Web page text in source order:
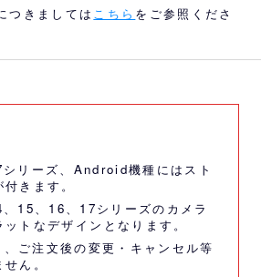
つきましては こちら をご参照くださ
リーズ、Android機種にはスト
きます。
15、16、17シリーズのカメラ
トなデザインとなります。
ご注文後の変更・キャンセル等
ん。